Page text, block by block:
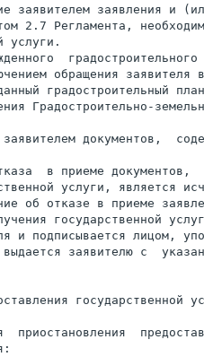
заявителем заявления и
2.7 Регламента,
услуги.
градостроительного
обращения заявителя
градостроительный
Градостроительно-
документов,
в приеме документов,
услуги, является
об отказе в приеме
государственной
и подписывается лицом,
заявителю с
государственной
приостановления